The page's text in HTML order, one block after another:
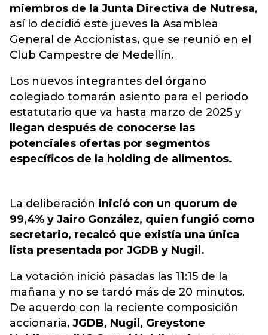
miembros de la Junta Directiva de Nutresa,
así lo decidió este jueves la Asamblea
General de Accionistas, que se reunió en el
Club Campestre de Medellín.
Los nuevos integrantes del órgano
colegiado tomarán asiento para el periodo
estatutario que va hasta marzo de 2025 y
llegan después de conocerse las
potenciales ofertas por segmentos
específicos de la holding de alimentos.
La deliberación inició con un quorum de
99,4% y Jairo González, quien fungió como
secretario, recalcó que existía una única
lista presentada por JGDB y Nugil.
La votación inició pasadas las 11:15 de la
mañana y no se tardó más de 20 minutos.
De acuerdo con la reciente composición
accionaria, JGDB, Nugil, Greystone